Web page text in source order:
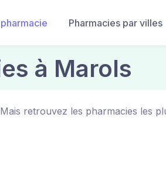
Pharmacies par villes
à Marols
retrouvez les pharmacies les